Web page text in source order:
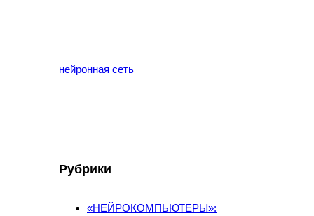
нейронная сеть
Рубрики
«НЕЙРОКОМПЬЮТЕРЫ»: